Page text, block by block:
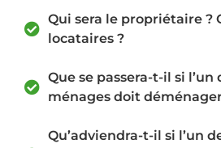
Qui sera le propriétaire ?
locataires ?
Que se passera-t-il si l’un
ménages doit
Qu’adviendra-t-il si l’un